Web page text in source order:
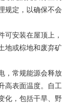
规定，以确保不会
安装在屋顶上，
地或棕地和废弃矿
常规能源会释放
高表面温度。自工
化，包括干旱、野